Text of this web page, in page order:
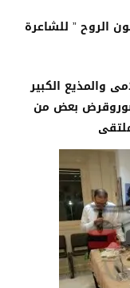
الروح ” للشاعرة
والمذيع الكبير
بعض من